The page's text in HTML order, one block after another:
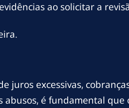
ao solicitar a
juros excessivas,
abusos, é fundamental que